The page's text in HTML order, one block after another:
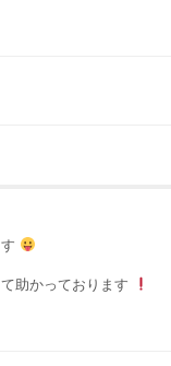
助かっております